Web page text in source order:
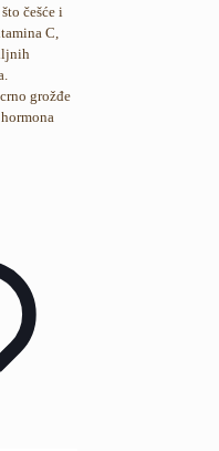
češće i
C,
grožđe